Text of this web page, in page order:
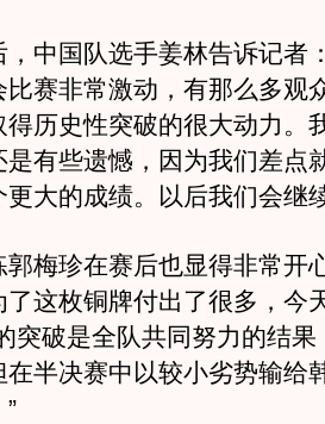
国队选手姜林告诉记者
比赛非常激动，有那么多观
历史性突破的很大动力。
是有些遗憾，因为我们差点
更大的成绩。以后我们会继
珍在赛后也显得非常开
这枚铜牌付出了很多，今
突破是全队共同努力的结
在半决赛中以较小劣势输给